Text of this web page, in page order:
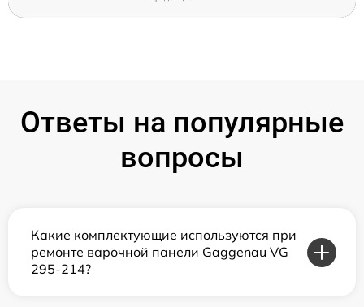
Ответы на популярные
вопросы
Какие комплектующие используются при
ремонте варочной панели Gaggenau VG
295-214?